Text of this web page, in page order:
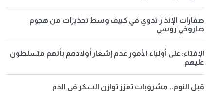
صفارات الإنذار تدوي في كييف وسط تحذيرات من هجوم
صاروخي روسي
الإفتاء: على أولياء الأمور عدم إشعار أولادهم بأنهم متسلطون
عليهم
قبل النوم.. مشروبات تعزز توازن السكر في الدم